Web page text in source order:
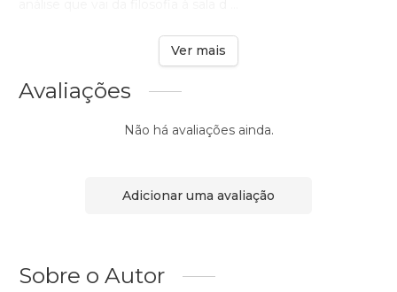
Ver mais
Avaliações
Não há avaliações ainda.
Adicionar uma avaliação
Sobre o Autor